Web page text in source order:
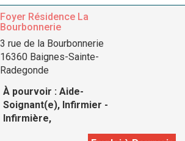
Foyer Résidence La
Bourbonnerie
3 rue de la Bourbonnerie
16360 Baignes-Sainte-
Radegonde
À pourvoir : Aide-
Soignant(e), Infirmier -
Infirmière,